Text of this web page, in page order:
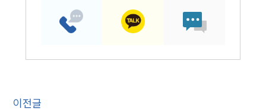
이전글